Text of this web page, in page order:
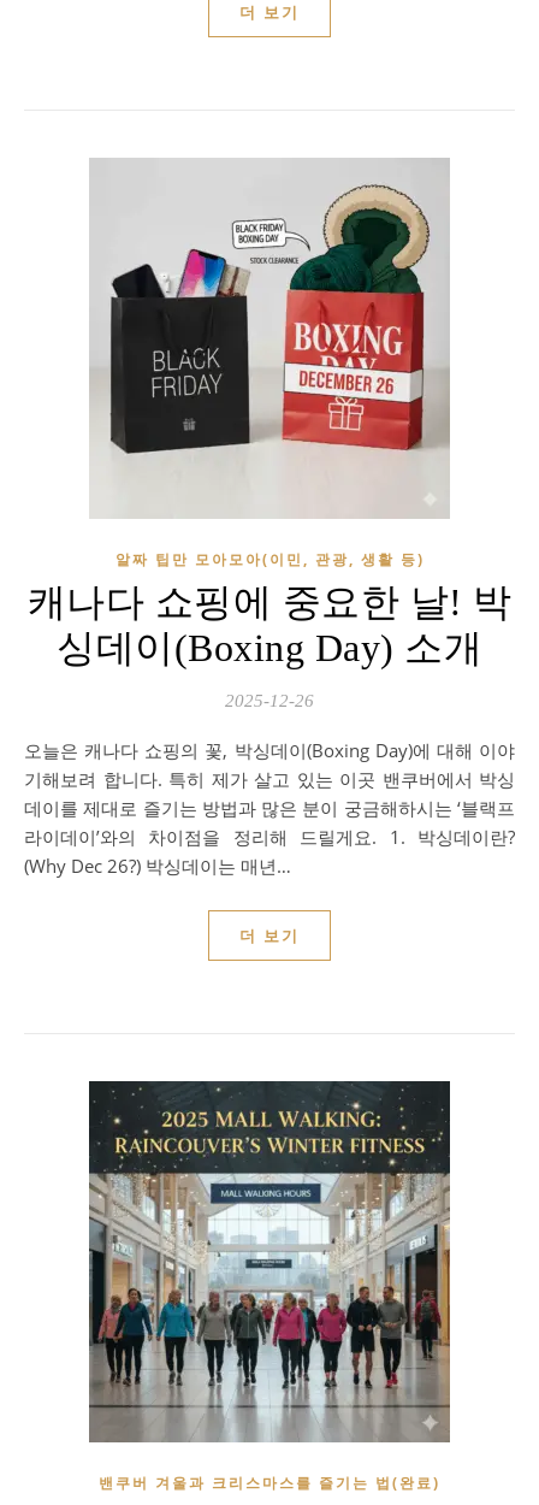
더 보기
알짜 팁만 모아모아(이민, 관광, 생활 등)
캐나다 쇼핑에 중요한 날! 박
싱데이(Boxing Day) 소개
2025-12-26
오늘은 캐나다 쇼핑의 꽃, 박싱데이(Boxing Day)에 대해 이야
기해보려 합니다. 특히 제가 살고 있는 이곳 밴쿠버에서 박싱
데이를 제대로 즐기는 방법과 많은 분이 궁금해하시는 ‘블랙프
라이데이’와의 차이점을 정리해 드릴게요. 1. 박싱데이란?
(Why Dec 26?) 박싱데이는 매년…
더 보기
밴쿠버 겨울과 크리스마스를 즐기는 법(완료)